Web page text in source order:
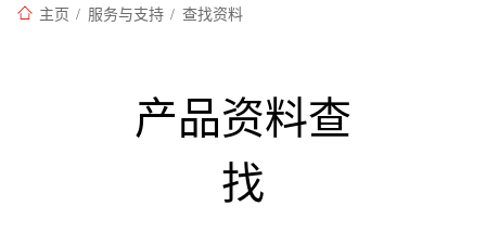
主页 / 服务与支持 / 查找资料
产品资料查
找